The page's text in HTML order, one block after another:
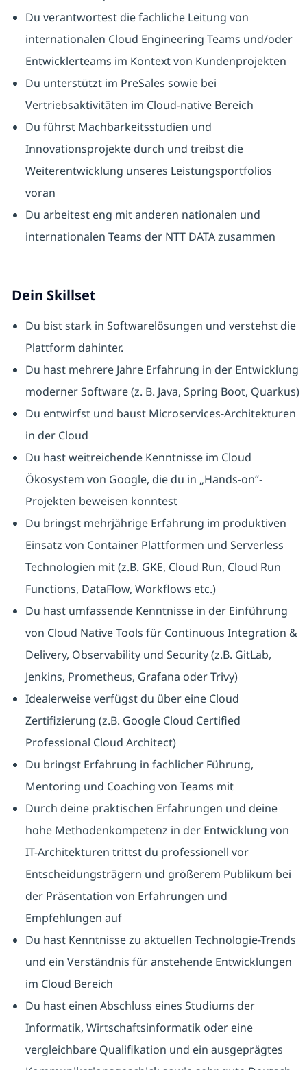
Du verantwortest die fachliche Leitung von
internationalen Cloud Engineering Teams und/oder
Entwicklerteams im Kontext von Kundenprojekten
Du unterstützt im PreSales sowie bei
Vertriebsaktivitäten im Cloud-native Bereich
Du führst Machbarkeitsstudien und
Innovationsprojekte durch und treibst die
Weiterentwicklung unseres Leistungsportfolios
voran
Du arbeitest eng mit anderen nationalen und
internationalen Teams der NTT DATA zusammen
Dein Skillset
Du bist stark in Softwarelösungen und verstehst die
Plattform dahinter.
Du hast mehrere Jahre Erfahrung in der Entwicklung
moderner Software (z. B. Java, Spring Boot, Quarkus)
Du entwirfst und baust Microservices-Architekturen
in der Cloud
Du hast weitreichende Kenntnisse im Cloud
Ökosystem von Google, die du in „Hands-on“-
Projekten beweisen konntest
Du bringst mehrjährige Erfahrung im produktiven
Einsatz von Container Plattformen und Serverless
Technologien mit (z.B. GKE, Cloud Run, Cloud Run
Functions, DataFlow, Workflows etc.)
Du hast umfassende Kenntnisse in der Einführung
von Cloud Native Tools für Continuous Integration &
Delivery, Observability und Security (z.B. GitLab,
Jenkins, Prometheus, Grafana oder Trivy)
Idealerweise verfügst du über eine Cloud
Zertifizierung (z.B. Google Cloud Certified
Professional Cloud Architect)
Du bringst Erfahrung in fachlicher Führung,
Mentoring und Coaching von Teams mit
Durch deine praktischen Erfahrungen und deine
hohe Methodenkompetenz in der Entwicklung von
IT-Architekturen trittst du professionell vor
Entscheidungsträgern und größerem Publikum bei
der Präsentation von Erfahrungen und
Empfehlungen auf
Du hast Kenntnisse zu aktuellen Technologie-Trends
und ein Verständnis für anstehende Entwicklungen
im Cloud Bereich
Du hast einen Abschluss eines Studiums der
Informatik, Wirtschaftsinformatik oder eine
vergleichbare Qualifikation und ein ausgeprägtes